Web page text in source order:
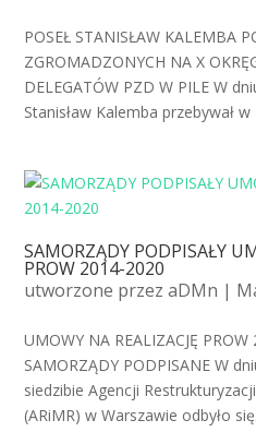
POSEŁ STANISŁAW KALEMBA
ZGROMADZONYCH NA X
DELEGATÓW PZD W PILE W
Stanisław Kalemba przebywał w
SAMORZĄDY PODPISAŁY
PROW 2014-2020
utworzone przezaDMn |
UMOWY NA REALIZACJĘ
SAMORZĄDY PODPISANE W
siedzibie Agencji
(ARiMR) w Warszawie odbyło